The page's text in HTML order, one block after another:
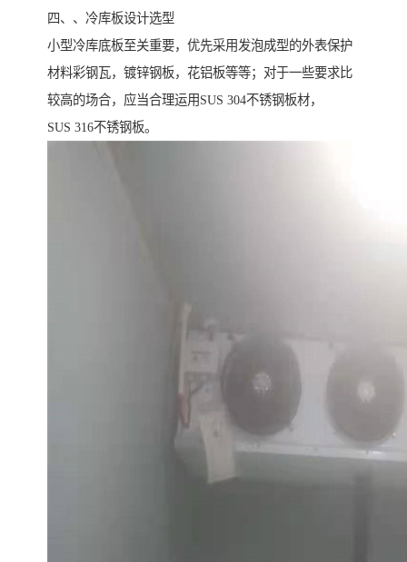
四、、冷库板设计选型
小型冷库底板至关重要，优先采用发泡成型的外表保护
材料彩钢瓦，镀锌钢板，花铝板等等；对于一些要求比
较高的场合，应当合理运用SUS 304不锈钢板材，
SUS 316不锈钢板。